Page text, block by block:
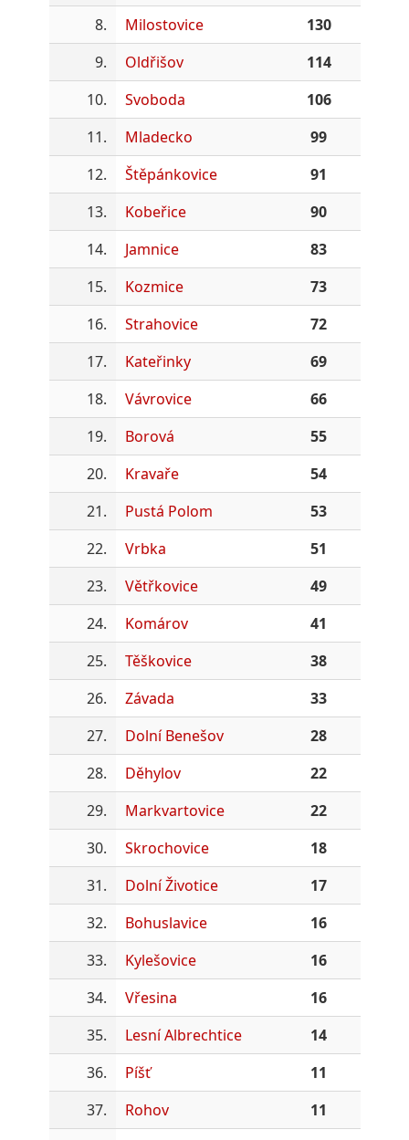
8.
Milostovice
130
9.
Oldřišov
114
10.
Svoboda
106
11.
Mladecko
99
12.
Štěpánkovice
91
13.
Kobeřice
90
14.
Jamnice
83
15.
Kozmice
73
16.
Strahovice
72
17.
Kateřinky
69
18.
Vávrovice
66
19.
Borová
55
20.
Kravaře
54
21.
Pustá Polom
53
22.
Vrbka
51
23.
Větřkovice
49
24.
Komárov
41
25.
Těškovice
38
26.
Závada
33
27.
Dolní Benešov
28
28.
Děhylov
22
29.
Markvartovice
22
30.
Skrochovice
18
31.
Dolní Životice
17
32.
Bohuslavice
16
33.
Kylešovice
16
34.
Vřesina
16
35.
Lesní Albrechtice
14
36.
Píšť
11
37.
Rohov
11